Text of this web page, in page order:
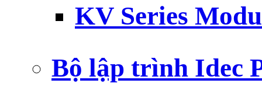
KV Series
Bộ lập trình Idec